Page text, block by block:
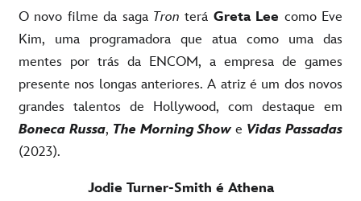
O novo filme da saga Tron terá Greta Lee como Eve
Kim, uma programadora que atua como uma das
mentes por trás da ENCOM, a empresa de games
presente nos longas anteriores. A atriz é um dos novos
grandes talentos de Hollywood, com destaque em
Boneca Russa, The Morning Show e Vidas Passadas
(2023).
Jodie Turner-Smith é Athena